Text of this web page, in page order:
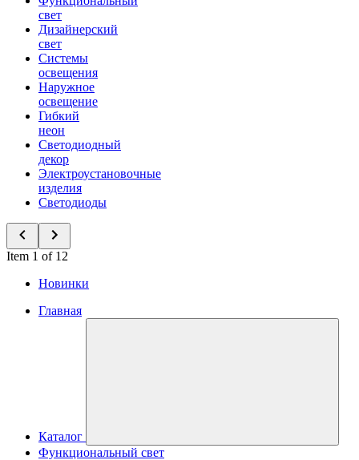
свет
Дизайнерский
свет
Системы
освещения
Наружное
освещение
Гибкий
неон
Светодиодный
декор
Электроустановочные
изделия
Светодиоды
Item 1 of 12
Новинки
Главная
Каталог
Функциональный свет